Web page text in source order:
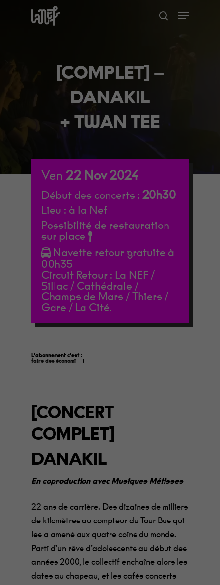
search
Menu
[COMPLET] –
DANAKIL
+ TWAN TEE
Ven 22 Nov 2024
Début des concerts : 20h30
Lieu : à la Nef
Possibilité de restauration
sur place
Navette retour gratuite à
00h35
Circuit Retour : La NEF /
Sillac / Cathédrale /
Champs de Mars / Thiers /
Gare / La Cité.
L'abonnement c'est :
faire des économies
!
[CONCERT
COMPLET]
DANAKIL
En coproduction avec Musiques Métisses
22 ans de carrière. Des dizaines de milliers
de kilomètres au compteur du Tour Bus qui
les a amené aux quatre coins du monde.
Parti d’un rêve d’adolescents au début des
années 2000, le collectif enchaîne alors les
dates au chapeau, et les cafés concerts